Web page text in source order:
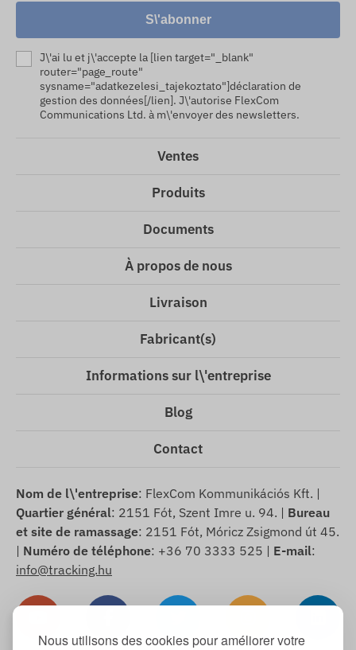
Nous utilisons des cookies pour améliorer votre
S\'abonner
J\'ai lu et j\'accepte la [lien target="_blank"
router="page_route"
sysname="adatkezelesi_tajekoztato"]déclaration de
gestion des données[/lien]. J\'autorise FlexCom
Communications Ltd. à m\'envoyer des newsletters.
Ventes
Produits
Documents
À propos de nous
Livraison
Fabricant(s)
Informations sur l\'entreprise
Blog
Contact
Nom de l\'entreprise: FlexCom Kommunikációs Kft. |
Quartier général: 2151 Fót, Szent Imre u. 94. | Bureau
et site de ramassage: 2151 Fót, Móricz Zsigmond út 45.
| Numéro de téléphone: +36 70 3333 525 | E-mail:
info@tracking.hu